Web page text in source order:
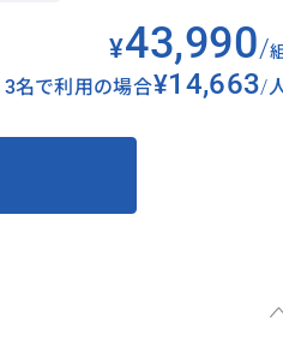
¥43,990/組
3名で利用の場合 ¥14,663/